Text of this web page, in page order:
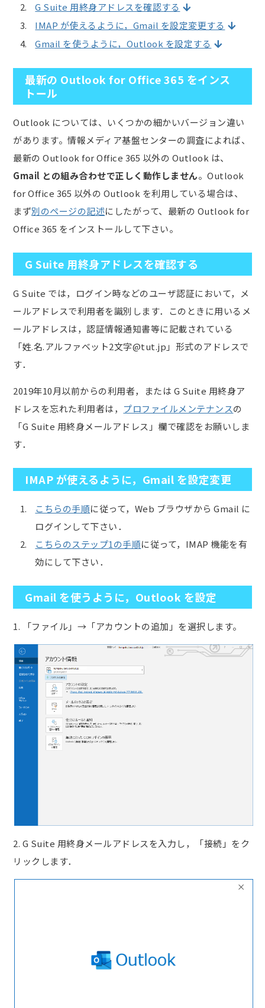
G Suite 用終身アドレスを確認する
IMAP が使えるように，Gmail を設定変更する
Gmail を使うように，Outlook を設定する
最新の Outlook for Office 365 をインス
トール
Outlook については、いくつかの細かいバージョン違い
があります。情報メディア基盤センターの調査によれば、
最新の Outlook for Office 365 以外の Outlook は、
Gmail との組み合わせで正しく動作しません。Outlook
for Office 365 以外の Outlook を利用している場合は、
まず別のページの記述にしたがって、最新の Outlook for
Office 365 をインストールして下さい。
G Suite 用終身アドレスを確認する
G Suite では，ログイン時などのユーザ認証において，メ
ールアドレスで利用者を識別します．このときに用いるメ
ールアドレスは，認証情報通知書等に記載されている
「姓.名.アルファベット2文字@tut.jp」形式のアドレスで
す．
2019年10月以前からの利用者，または G Suite 用終身ア
ドレスを忘れた利用者は， プロファイルメンテナンスの
「G Suite 用終身メールアドレス」欄で確認をお願いしま
す．
IMAP が使えるように，Gmail を設定変更
こちらの手順に従って，Web ブラウザから Gmail に
ログインして下さい．
こちらのステップ1の手順に従って，IMAP 機能を有
効にして下さい．
Gmail を使うように，Outlook を設定
1. 「ファイル」→「アカウントの追加」を選択します。
2. G Suite 用終身メールアドレスを入力し，「接続」をク
リックします．